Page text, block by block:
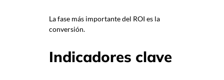
La fase más importante del ROI es la
conversión.
Indicadores clave